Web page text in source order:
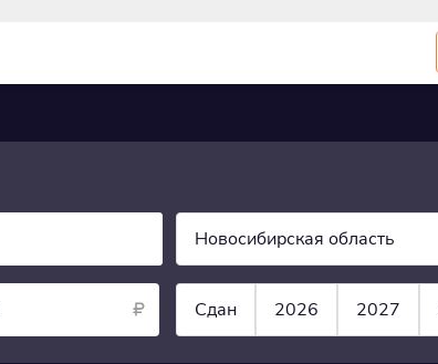
Новосибирская область
Сдан 2026 2027